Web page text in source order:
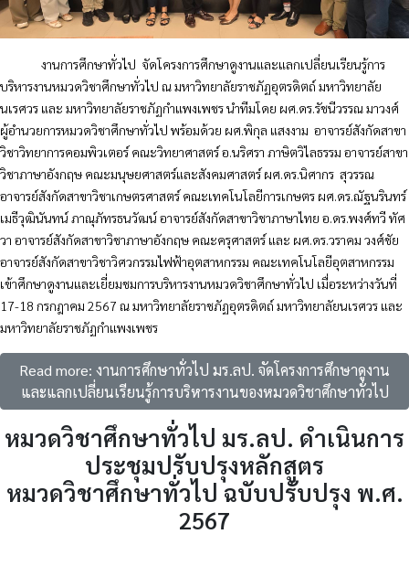
งานการศึกษาทั่วไป จัดโครงการศึกษาดูงานและแลกเปลี่ยนเรียนรู้การ
บริหารงานหมวดวิชาศึกษาทั่วไป ณ มหาวิทยาลัยราชภัฏอุตรดิตถ์ มหาวิทยาลัย
นเรศวร และ มหาวิทยาลัยราชภัฏกำแพงเพชร นำทีมโดย ผศ.ดร.รัชนีวรรณ มาวงศ์
ผู้อำนวยการหมวดวิชาศึกษาทั่วไป พร้อมด้วย ผศ.พิกุล แสงงาม อาจารย์สังกัดสาขา
วิชาวิทยาการคอมพิวเตอร์ คณะวิทยาศาสตร์ อ.นริศรา ภาษิตวิไลธรรม อาจารย์สาขา
วิชาภาษาอังกฤษ คณะมนุษยศาสตร์และสังคมศาสตร์ ผศ.ดร.นิศากร สุวรรณ
อาจารย์สังกัดสาขาวิชาเกษตรศาสตร์ คณะเทคโนโลยีการเกษตร ผศ.ดร.ณัฐนรินทร์
เมธีวุฒินันทน์ ภาณุภัทรธนวัฒน์ อาจารย์สังกัดสาขาวิชาภาษาไทย อ.ดร.พงศ์ทวี ทัศ
วา อาจารย์สังกัดสาขาวิชาภาษาอังกฤษ คณะครุศาสตร์ และ ผศ.ดร.วราคม วงศ์ชัย
อาจารย์สังกัดสาขาวิชาวิศวกรรมไฟฟ้าอุตสาหกรรม คณะเทคโนโลยีอุตสาหกรรม
เข้าศึกษาดูงานและเยี่ยมชมการบริหารงานหมวดวิชาศึกษาทั่วไป เมื่อระหว่างวันที่
17-18 กรกฎาคม 2567 ณ มหาวิทยาลัยราชภัฏอุตรดิตถ์ มหาวิทยาลัยนเรศวร และ
มหาวิทยาลัยราชภัฏกำแพงเพชร
Read more: งานการศึกษาทั่วไป มร.ลป. จัดโครงการศึกษาดูงาน
และแลกเปลี่ยนเรียนรู้การบริหารงานของหมวดวิชาศึกษาทั่วไป
หมวดวิชาศึกษาทั่วไป มร.ลป. ดำเนินการ
ประชุมปรับปรุงหลักสูตร
หมวดวิชาศึกษาทั่วไป ฉบับปรับปรุง พ.ศ.
2567